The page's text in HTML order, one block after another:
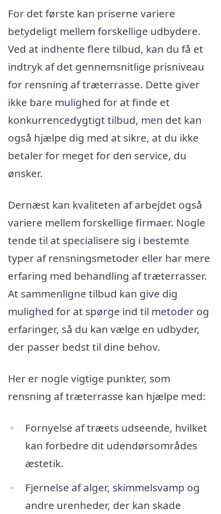
For det første kan priserne variere
betydeligt mellem forskellige udbydere.
Ved at indhente flere tilbud, kan du få et
indtryk af det gennemsnitlige prisniveau
for rensning af træterrasse. Dette giver
ikke bare mulighed for at finde et
konkurrencedygtigt tilbud, men det kan
også hjælpe dig med at sikre, at du ikke
betaler for meget for den service, du
ønsker.
Dernæst kan kvaliteten af arbejdet også
variere mellem forskellige firmaer. Nogle
tende til at specialisere sig i bestemte
typer af rensningsmetoder eller har mere
erfaring med behandling af træterrasser.
At sammenligne tilbud kan give dig
mulighed for at spørge ind til metoder og
erfaringer, så du kan vælge en udbyder,
der passer bedst til dine behov.
Her er nogle vigtige punkter, som
rensning af træterrasse kan hjælpe med:
Fornyelse af træets udseende, hvilket
kan forbedre dit udendørsområdes
æstetik.
Fjernelse af alger, skimmelsvamp og
andre urenheder, der kan skade